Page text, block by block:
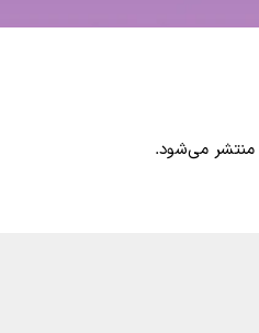
منتشر می‌شود.